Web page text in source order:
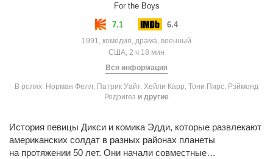
For the Boys
7.1 6.4
1991, комедия, драма, военный
США, 2 ч 18 мин
Вся информация
В ролях: Норман Фелл, Патрик Уайт, Хейли Карр, Тони Пирс, Рэймонд
Родригез и другие
История певицы Дикси и комика Эдди, которые развлекают
американских солдат в разных районах планеты
на протяжении 50 лет. Они начали совместные